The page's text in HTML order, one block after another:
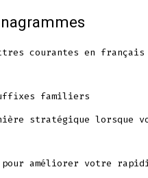
courantes en
familiers
stratégique lorsque
pour améliorer votre